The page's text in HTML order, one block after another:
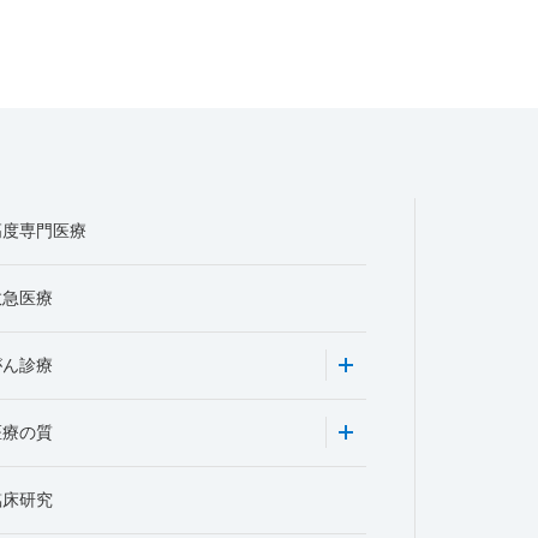
専門医療
医療
診療
の質
研究